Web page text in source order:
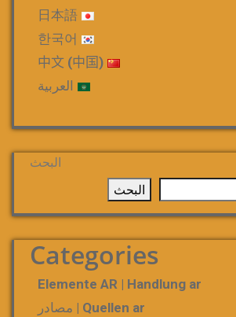
日本語
한국어
中文 (中国)
العربية
البحث
البحث
Categories
Elemente AR | Handlung ar
Quellen ar | مصادر